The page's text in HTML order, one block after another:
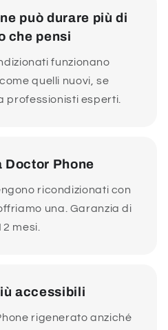
può durare più di
che pensi
funzionano
quelli nuovi, se
professionisti esperti.
Doctor Phone
ricondizionati con
una. Garanzia di
mesi.
accessibili
rigenerato anziché